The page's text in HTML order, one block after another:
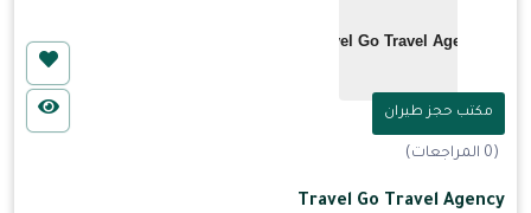
مكتب حجز طيران
(0 المراجعات)
Travel Go Travel Agency